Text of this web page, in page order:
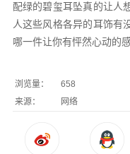
配绿的碧玺耳坠真的让人
人这些风格各异的耳饰有
哪一件让你有怦然心动的感
浏览量：
658
来源：
网络